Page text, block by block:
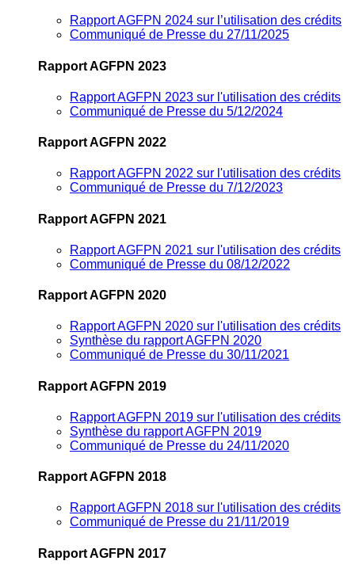
Rapport AGFPN 2024 sur l’utilisation des crédits
Communiqué de Presse du 27/11/2025
Rapport AGFPN 2023
Rapport AGFPN 2023 sur l'utilisation des crédits
Communiqué de Presse du 5/12/2024
Rapport AGFPN 2022
Rapport AGFPN 2022 sur l'utilisation des crédits
Communiqué de Presse du 7/12/2023
Rapport AGFPN 2021
Rapport AGFPN 2021 sur l'utilisation des crédits
Communiqué de Presse du 08/12/2022
Rapport AGFPN 2020
Rapport AGFPN 2020 sur l'utilisation des crédits
Synthèse du rapport AGFPN 2020
Communiqué de Presse du 30/11/2021
Rapport AGFPN 2019
Rapport AGFPN 2019 sur l'utilisation des crédits
Synthèse du rapport AGFPN 2019
Communiqué de Presse du 24/11/2020
Rapport AGFPN 2018
Rapport AGFPN 2018 sur l'utilisation des crédits
Communiqué de Presse du 21/11/2019
Rapport AGFPN 2017